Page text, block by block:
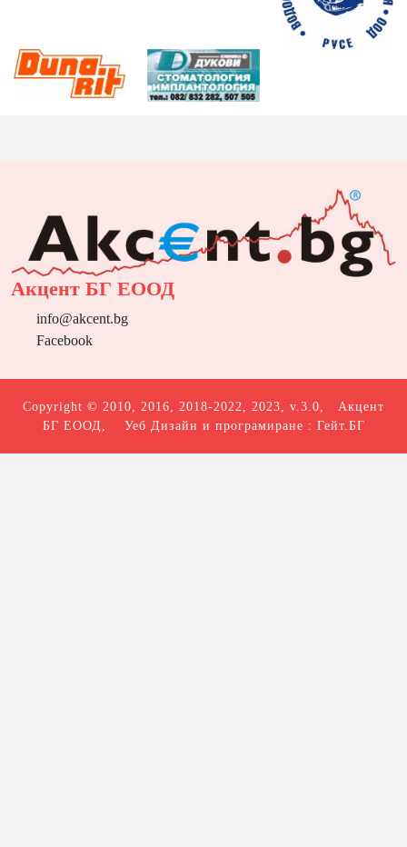
Акцент БГ ЕООД
info@akcent.bg
Facebook
Copyright © 2010, 2016, 2018-2022, 2023, v.3.0, Акцент
БГ ЕООД , Уеб Дизайн и програмиране : Гейт.БГ